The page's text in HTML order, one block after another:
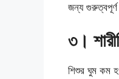
জন্য
৩।
শিশুর ঘুম কম